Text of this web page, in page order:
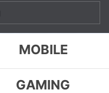
MOBILE
GAMING